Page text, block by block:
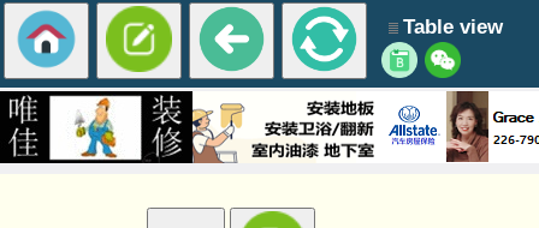
Table view